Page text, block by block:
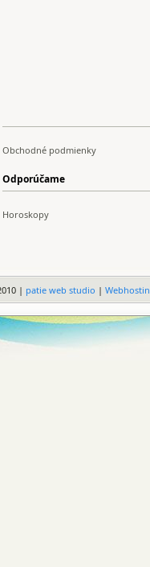
Obchodné podmienky
Odporúčame
Horoskopy
| patie web studio |